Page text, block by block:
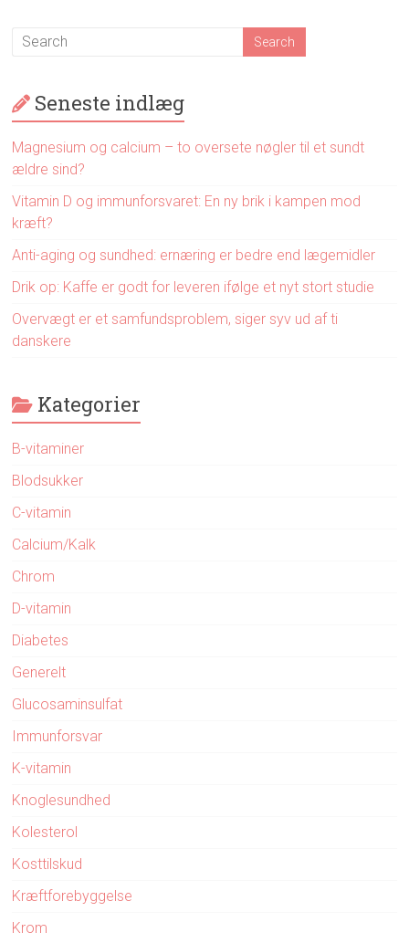
Seneste indlæg
Magnesium og calcium – to oversete nøgler til et sundt
ældre sind?
Vitamin D og immunforsvaret: En ny brik i kampen mod
kræft?
Anti-aging og sundhed: ernæring er bedre end lægemidler
Drik op: Kaffe er godt for leveren ifølge et nyt stort studie
Overvægt er et samfundsproblem, siger syv ud af ti
danskere
Kategorier
B-vitaminer
Blodsukker
C-vitamin
Calcium/Kalk
Chrom
D-vitamin
Diabetes
Generelt
Glucosaminsulfat
Immunforsvar
K-vitamin
Knoglesundhed
Kolesterol
Kosttilskud
Kræftforebyggelse
Krom